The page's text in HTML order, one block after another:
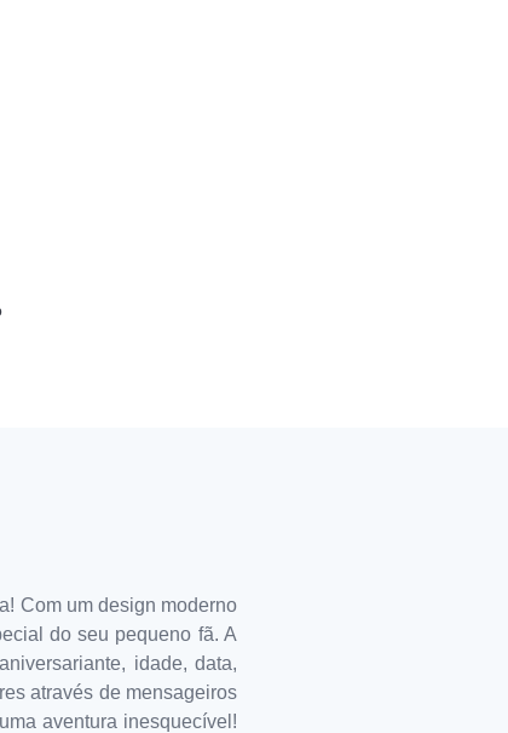
Com um design moderno
do seu pequeno fã. A
idade, data,
através de mensageiros
aventura inesquecível!